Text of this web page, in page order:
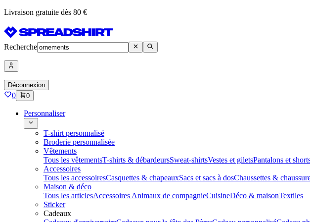
Livraison gratuite dès 80 €
Recherche
Déconnexion
0 0
Personnaliser
T-shirt personnalisé
Broderie personnalisée
Vêtements
Tous les vêtementsT-shirts & débardeursSweat-shirtsVestes et giletsPantalons et
Accessoires
Tous les accessoiresCasquettes & chapeauxSacs et sacs à dosChaussettes &
Maison & déco
Tous les articlesAccessoires Animaux de compagnieCuisineDéco & maisonTextiles
Sticker
Cadeaux